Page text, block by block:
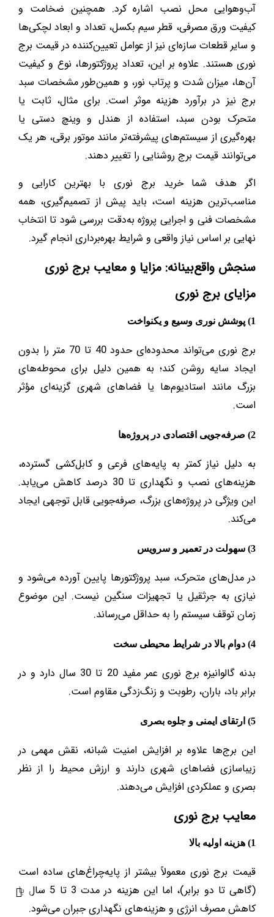
آب‌وهوایی محل نصب اشاره کرد. همچنین ضخامت و
کیفیت ورق مصرفی، قطر سیم بکسل، تعداد و ابعاد لچکی‌ها
و سایر قطعات سازه‌ای نیز از عوامل تعیین‌کننده در قیمت برج
نوری هستند. علاوه بر این، تعداد پروژکتورها، نوع و کیفیت
آن‌ها، میزان شدت و پرتاب نور، و همین‌طور مشخصات سبد
برج نیز در برآورد هزینه موثر است. برای مثال، ثابت یا
متحرک بودن سبد، استفاده از هندل و وینچ دستی یا
بهره‌گیری از سیستم‌های پیشرفته‌تر مانند موتور برقی، هر یک
می‌توانند قیمت برج روشنایی را تغییر دهند.
اگر هدف شما خرید برج نوری با بهترین کارایی و
مناسب‌ترین هزینه است، باید پیش از تصمیم‌گیری، همه
مشخصات فنی و اجرایی پروژه به‌دقت بررسی شود تا انتخاب
نهایی بر اساس نیاز واقعی و شرایط بهره‌برداری انجام گیرد.
سنجش واقع‌بینانه: مزایا و معایب برج نوری
مزایای برج نوری
1) پوشش نوری وسیع و یکنواخت
برج نوری می‌تواند محدوده‌ای حدود 40 تا 70 متر را بدون
ایجاد سایه روشن کند؛ به همین دلیل برای محوطه‌های
بزرگ مانند استادیوم‌ها یا فضاهای شهری گزینه‌ای مؤثر
است.
2) صرفه‌جویی اقتصادی در پروژه‌ها
به دلیل نیاز کمتر به پایه‌های فرعی و کابل‌کشی گسترده،
هزینه‌های نصب و نگهداری تا 30 درصد کاهش می‌یابد.
این ویژگی در پروژه‌های بزرگ، صرفه‌جویی قابل توجهی ایجاد
می‌کند.
3) سهولت در تعمیر و سرویس
در مدل‌های متحرک، سبد پروژکتورها پایین آورده می‌شود و
نیازی به جرثقیل یا تجهیزات سنگین نیست. این موضوع
زمان توقف سیستم را به حداقل می‌رساند.
4) دوام بالا در شرایط محیطی سخت
بدنه گالوانیزه برج نوری عمر مفید 20 تا 30 سال دارد و در
برابر باد، باران، رطوبت و زنگ‌زدگی مقاوم است.
5) ارتقای ایمنی و جلوه بصری
این برج‌ها علاوه بر افزایش امنیت شبانه، نقش مهمی در
زیباسازی فضاهای شهری دارند و ارزش محیط را از نظر
بصری و عملکردی افزایش می‌دهند.
معایب برج نوری
1) هزینه اولیه بالا
قیمت برج نوری معمولاً بیشتر از پایه‌چراغ‌های ساده است
(گاهی تا دو برابر)، اما این هزینه در مدت 3 تا 5 سال با
کاهش مصرف انرژی و هزینه‌های نگهداری جبران می‌شود.